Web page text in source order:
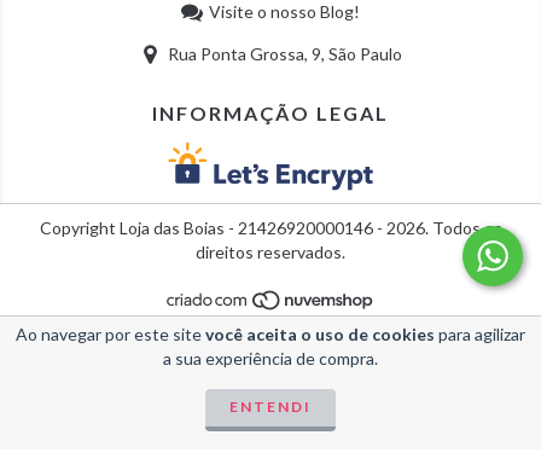
Ao navegar por este sitevocê aceita o uso de cookies para agilizar
a sua experiência de compra.
ENTENDI
Visite o nosso Blog!
Rua Ponta Grossa, 9, São Paulo
INFORMAÇÃO LEGAL
Copyright Loja das Boias - 21426920000146 - 2026. Todos os
direitos reservados.